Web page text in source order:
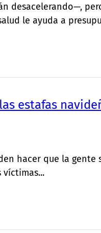
desacelerando—,
le ayuda a
estafas
hacer que la
víctimas...